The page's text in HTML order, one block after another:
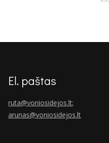
El. paštas
ruta@voniosidejos.lt;
arunas@voniosidejos.lt